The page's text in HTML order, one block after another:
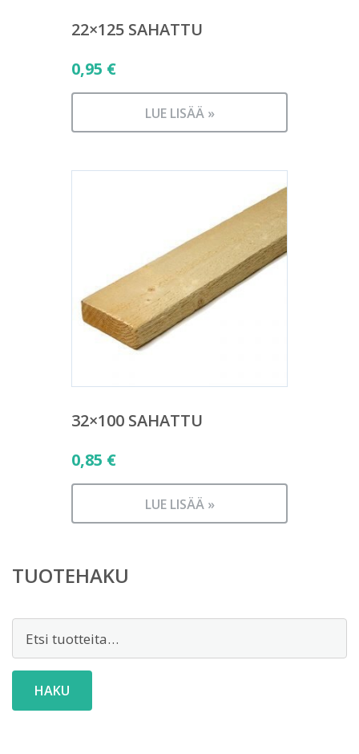
22×125 SAHATTU
0,95 €
LUE LISÄÄ »
32×100 SAHATTU
0,85 €
LUE LISÄÄ »
TUOTEHAKU
HAKU